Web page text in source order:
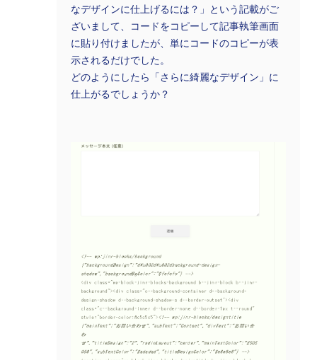
なデザインに仕上げるには？」という記載がご
ざいまして、コードをコピーして記事執筆画面
に貼り付けましたが、単にコードのコピーが表
示されるだけでした。
どのようにしたら「さらに綺麗なデザイン」に
仕上がるでしょうか？